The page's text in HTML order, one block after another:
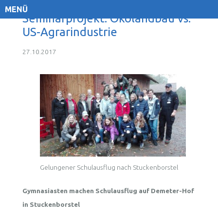
MENÜ
Seminarprojekt: Ökolandbau vs.
US-Agrarindustrie
27.10.2017
Gelungener Schulausflug nach Stuckenborstel
Gymnasiasten machen Schulausflug auf Demeter-Hof
in Stuckenborstel